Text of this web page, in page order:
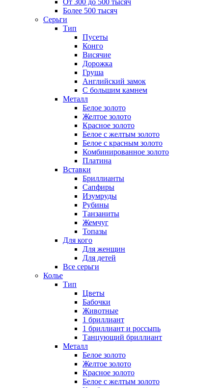
От 300 до 500 тысяч
Более 500 тысяч
Серьги
Тип
Пусеты
Конго
Висячие
Дорожка
Груша
Английский замок
С большим камнем
Металл
Белое золото
Желтое золото
Красное золото
Белое с желтым золото
Белое с красным золото
Комбинированное золото
Платина
Вставки
Бриллианты
Сапфиры
Изумруды
Рубины
Танзаниты
Жемчуг
Топазы
Для кого
Для женщин
Для детей
Все серьги
Колье
Тип
Цветы
Бабочки
Животные
1 бриллиант
1 бриллиант и россыпь
Танцующий бриллиант
Металл
Белое золото
Желтое золото
Красное золото
Белое с желтым золото